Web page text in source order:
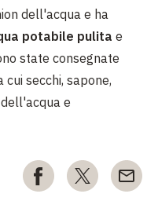
dell'acqua e ha
potabile pulita e
state consegnate
secchi, sapone,
e